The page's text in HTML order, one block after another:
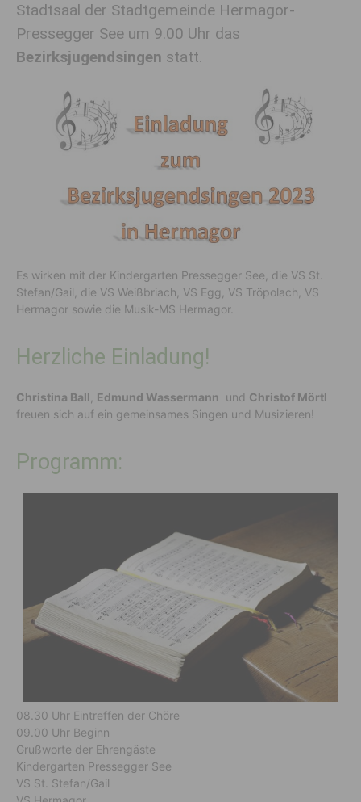
Stadtsaal der Stadtgemeinde Hermagor-
Pressegger See um 9.00 Uhr das
Bezirksjugendsingen statt.
Es wirken mit der Kindergarten Pressegger See, die VS St.
Stefan/Gail, die VS Weißbriach, VS Egg, VS Tröpolach, VS
Hermagor sowie die Musik-MS Hermagor.
Herzliche Einladung!
Christina Ball Edmund Wassermann und Christof Mörtl
freuen sich auf ein gemeinsames Singen und Musizieren!
Programm:
08.30 Uhr Eintreffen der Chöre
09.00 Uhr Beginn
Grußworte der Ehrengäste
Kindergarten Pressegger See
VS St. Stefan/Gail